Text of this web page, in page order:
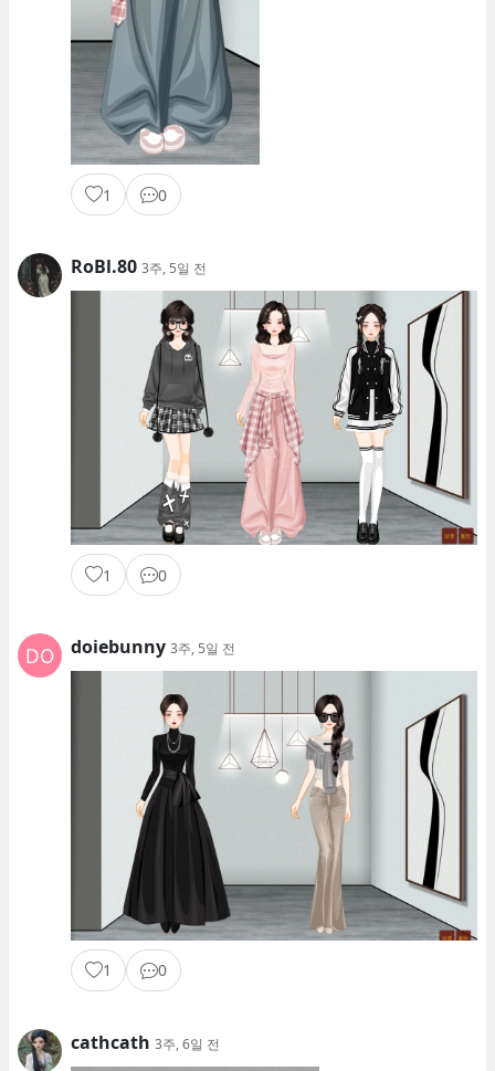
1 0
RoBl.80 3주, 5일 전
1 0
doiebunny 3주, 5일 전
1 0
cathcath 3주, 6일 전